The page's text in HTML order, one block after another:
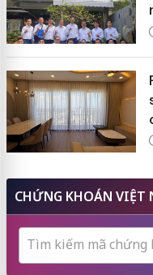
CHỨNG KHOÁN VIỆT
Tìm kiếm mã chứng